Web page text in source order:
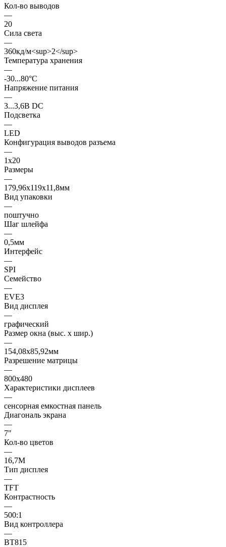
Кол-во выводов
—
20
Сила света
—
360кд/м<sup>2</sup>
Температура хранения
—
-30...80°C
Напряжение питания
—
3...3,6В DC
Подсветка
—
LED
Конфигурация выводов разъема
—
1x20
Размеры
—
179,96x119x11,8мм
Вид упаковки
—
поштучно
Шаг шлейфа
—
0,5мм
Интерфейс
—
SPI
Семейство
—
EVE3
Вид дисплея
—
графический
Размер окна (выс. х шир.)
—
154,08x85,92мм
Разрешение матрицы
—
800x480
Характеристики дисплеев
—
сенсорная емкостная панель
Диагональ экрана
—
7"
Кол-во цветов
—
16,7М
Тип дисплея
—
TFT
Контрастность
—
500:1
Вид контроллера
—
BT815